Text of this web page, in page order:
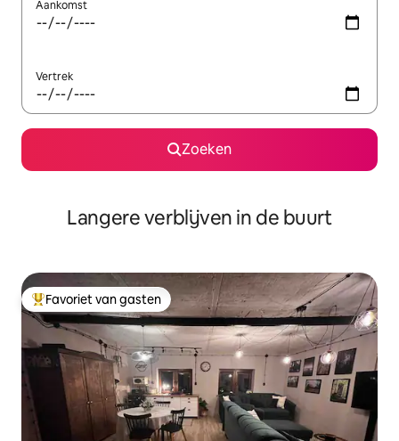
Aankomst
Vertrek
Zoeken
Langere verblijven in de buurt
Topfavoriet van gasten
Favoriet van gasten